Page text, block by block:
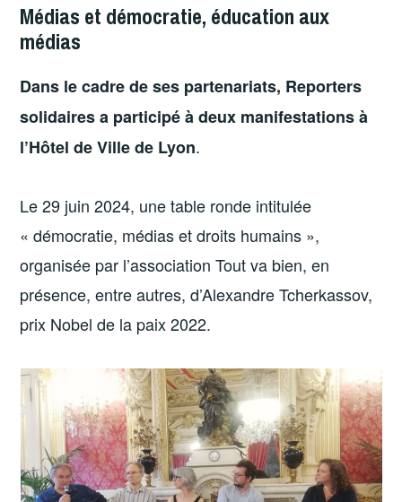
Médias et démocratie, éducation aux
médias
Dans le cadre de ses partenariats, Reporters
solidaires a participé à deux manifestations à
l’Hôtel de Ville de Lyon.
Le 29 juin 2024, une table ronde intitulée
« démocratie, médias et droits humains »,
organisée par l’association Tout va bien, en
présence, entre autres, d’Alexandre Tcherkassov,
prix Nobel de la paix 2022.